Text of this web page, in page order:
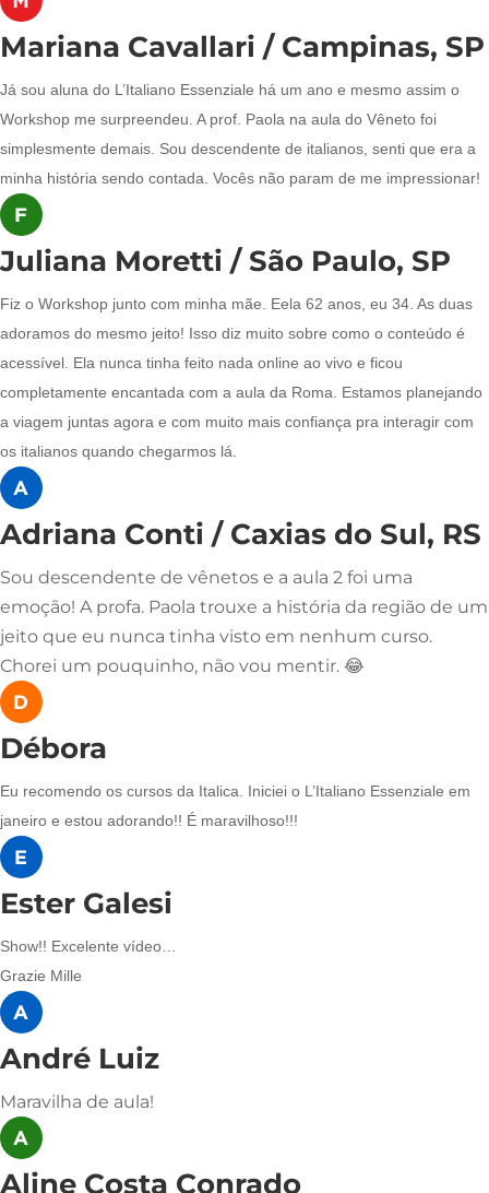
Mariana Cavallari / Campinas, SP
Já sou aluna do L’Italiano Essenziale há um ano e mesmo assim o
Workshop me surpreendeu. A prof. Paola na aula do Vêneto foi
simplesmente demais. Sou descendente de italianos, senti que era a
minha história sendo contada. Vocês não param de me impressionar!
Juliana Moretti / São Paulo, SP
Fiz o Workshop junto com minha mãe. Eela 62 anos, eu 34. As duas
adoramos do mesmo jeito! Isso diz muito sobre como o conteúdo é
acessível. Ela nunca tinha feito nada online ao vivo e ficou
completamente encantada com a aula da Roma. Estamos planejando
a viagem juntas agora e com muito mais confiança pra interagir com
os italianos quando chegarmos lá.
Adriana Conti / Caxias do Sul, RS
Sou descendente de vênetos e a aula 2 foi uma
emoção! A profa. Paola trouxe a história da região de um
jeito que eu nunca tinha visto em nenhum curso.
Chorei um pouquinho, não vou mentir. 😂
Débora
Eu recomendo os cursos da Italica. Iniciei o L’Italiano Essenziale em
janeiro e estou adorando!! É maravilhoso!!!
Ester Galesi
Show!! Excelente vídeo…
Grazie Mille
André Luiz
Maravilha de aula!
Aline Costa Conrado